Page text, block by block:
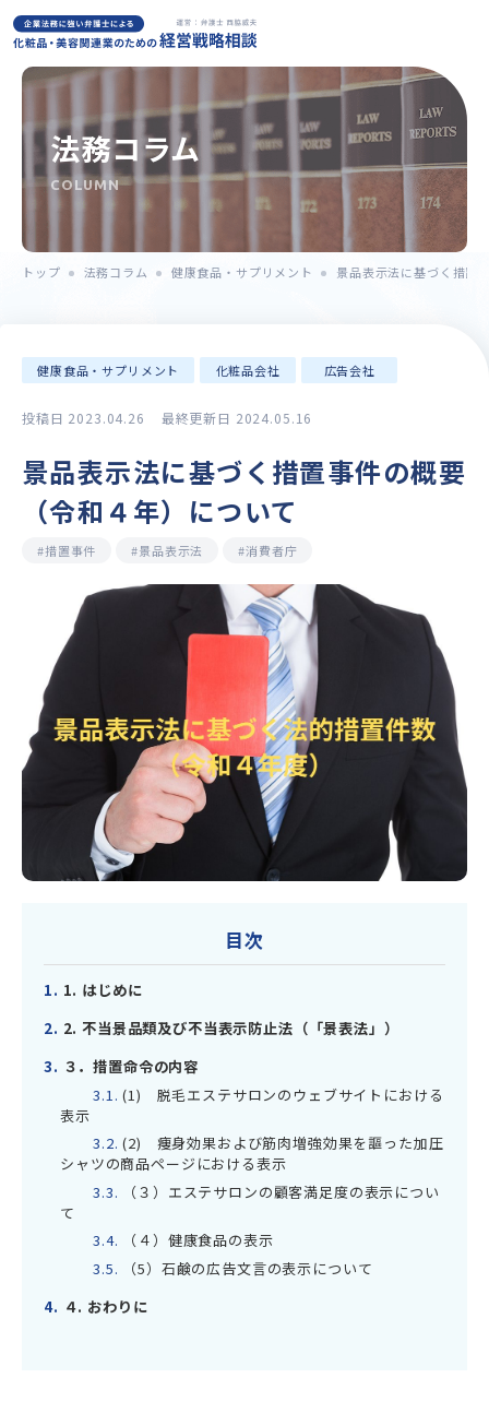
法務コラム
COLUMN
トップ 法務コラム 健康食品・サプリメント 景品表示法に基づく措置
健康食品・サプリメント 化粧品会社 広告会社
投稿日 2023.04.26 最終更新日 2024.05.16
景品表示法に基づく措置事件の概要
（令和４年）について
#措置事件 #景品表示法 #消費者庁
目次
1. 1. はじめに
2. 2. 不当景品類及び不当表示防止法（「景表法」）
3. ３．措置命令の内容
3.1. (1) 脱毛エステサロンのウェブサイトにおける
表示
3.2. (2) 痩身効果および筋肉増強効果を謳った加圧
シャツの商品ページにおける表示
3.3. （３）エステサロンの顧客満足度の表示につい
て
3.4. （４）健康食品の表示
3.5. （5）石鹸の広告文言の表示について
4. ４. おわりに